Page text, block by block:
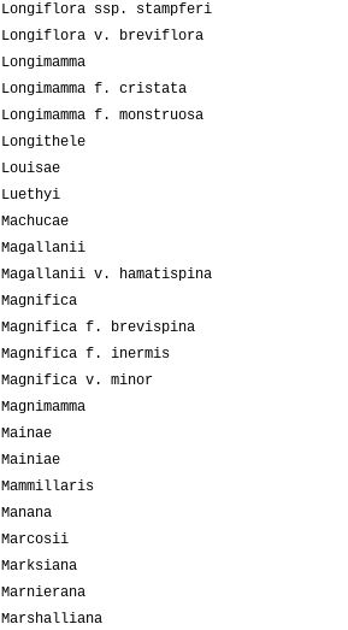
Longiflora ssp. stampferi
Longiflora v. breviflora
Longimamma
Longimamma f. cristata
Longimamma f. monstruosa
Longithele
Louisae
Luethyi
Machucae
Magallanii
Magallanii v. hamatispina
Magnifica
Magnifica f. brevispina
Magnifica f. inermis
Magnifica v. minor
Magnimamma
Mainae
Mainiae
Mammillaris
Manana
Marcosii
Marksiana
Marnierana
Marshalliana